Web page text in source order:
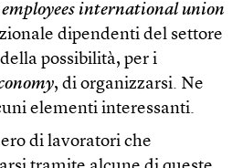
employees international union
dipendenti del settore
possibilità, per i
, di organizzarsi. Ne
elementi interessanti.
di lavoratori che